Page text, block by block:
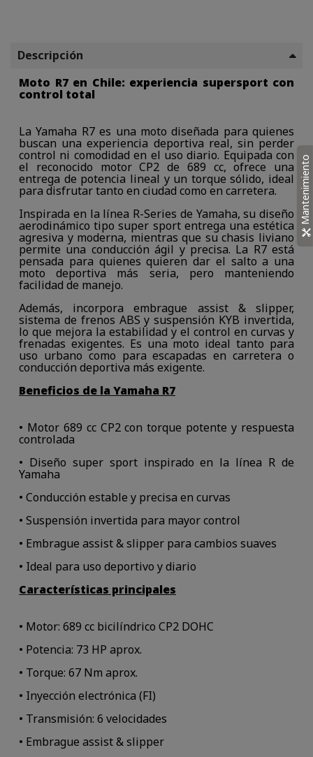
Descripción
Moto R7 en Chile: experiencia supersport con
control total
La Yamaha R7 es una moto diseñada para quienes
buscan una experiencia deportiva real, sin perder
control ni comodidad en el uso diario. Equipada con
el reconocido motor CP2 de 689 cc, ofrece una
entrega de potencia lineal y un torque sólido, ideal
para disfrutar tanto en ciudad como en carretera.
Inspirada en la línea R-Series de Yamaha, su diseño
aerodinámico tipo super sport entrega una estética
agresiva y moderna, mientras que su chasis liviano
permite una conducción ágil y precisa. La R7 está
pensada para quienes quieren dar el salto a una
moto deportiva más seria, pero manteniendo
facilidad de manejo.
Además, incorpora embrague assist & slipper,
sistema de frenos ABS y suspensión KYB invertida,
lo que mejora la estabilidad y el control en curvas y
frenadas exigentes. Es una moto ideal tanto para
uso urbano como para escapadas en carretera o
conducción deportiva más exigente.
Beneficios de la Yamaha R7
• Motor 689 cc CP2 con torque potente y respuesta
controlada
• Diseño super sport inspirado en la línea R de
Yamaha
• Conducción estable y precisa en curvas
• Suspensión invertida para mayor control
• Embrague assist & slipper para cambios suaves
• Ideal para uso deportivo y diario
Características principales
• Motor: 689 cc bicilíndrico CP2 DOHC
• Potencia: 73 HP aprox.
• Torque: 67 Nm aprox.
• Inyección electrónica (FI)
• Transmisión: 6 velocidades
• Embrague assist & slipper
Mantenimiento